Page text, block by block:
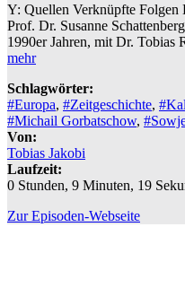
Y: Quellen Verknüpfte
Prof. Dr. Susanne
1990er Jahren, mit Dr. Tobias
mehr
Schlagwörter:
#Europa, #Zeitgeschichte,
#Michail Gorbatschow,
Von:
Tobias Jakobi
Laufzeit:
0 Stunden, 9 Minuten, 19
Zur Episoden-Webseite